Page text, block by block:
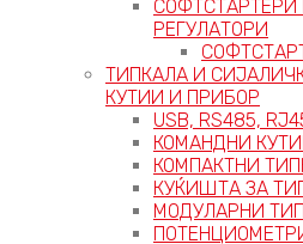
РЕГУЛАТОРИ
ТИПКАЛА И
КУТИИ И ПРИБОР
USB, RS485,
КОМАНДНИ
КОМПАКТНИ
КУЌИШТА ЗА
МОДУЛАРНИ